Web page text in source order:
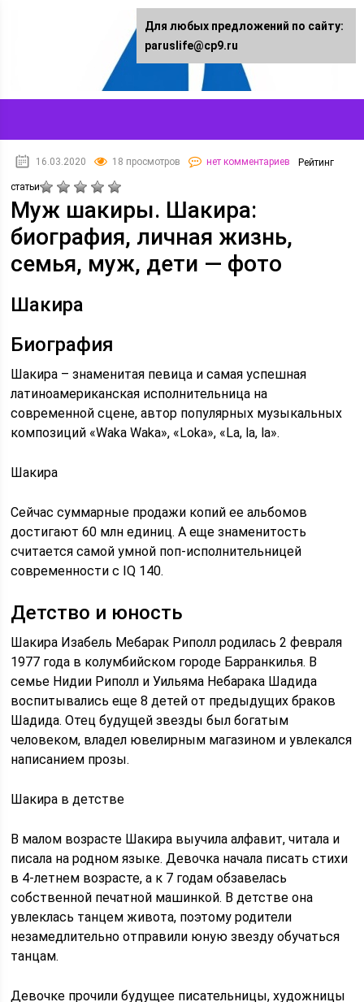
16.03.2020 18 просмотров нет комментариев Рейтинг
статьи
Муж шакиры. Шакира:
биография, личная жизнь,
семья, муж, дети — фото
Шакира
Биография
Шакира – знаменитая певица и самая успешная
латиноамериканская исполнительница на
современной сцене, автор популярных музыкальных
композиций «Waka Waka», «Loka», «La, la, la».
Шакира
Сейчас суммарные продажи копий ее альбомов
достигают 60 млн единиц. А еще знаменитость
считается самой умной поп-исполнительницей
современности с IQ 140.
Детство и юность
Шакира Изабель Мебарак Риполл родилась 2 февраля
1977 года в колумбийском городе Барранкилья. В
семье Нидии Риполл и Уильяма Небарака Шадида
воспитывались еще 8 детей от предыдущих браков
Шадида. Отец будущей звезды был богатым
человеком, владел ювелирным магазином и увлекался
написанием прозы.
Шакира в детстве
В малом возрасте Шакира выучила алфавит, читала и
писала на родном языке. Девочка начала писать стихи
в 4-летнем возрасте, а к 7 годам обзавелась
собственной печатной машинкой. В детстве она
увлеклась танцем живота, поэтому родители
незамедлительно отправили юную звезду обучаться
танцам.
Девочке прочили будущее писательницы, художницы
Для любых предложений по сайту:
paruslife@cp9.ru